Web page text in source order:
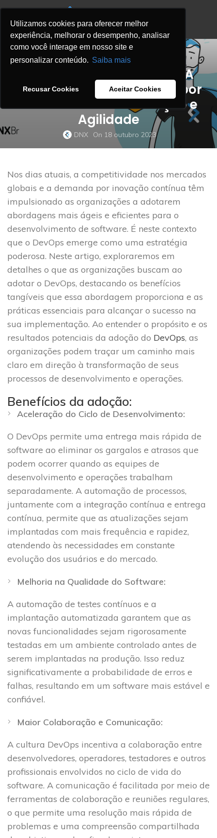
Utilizamos cookies para oferecer melhor
experiência, melhorar o desempenho, analisar
como você interage em nosso site e
personalizar conteúdo. Saiba mais
Recusar Cookies Aceitar Cookies
,
Desvendando o DevOps: A
Busca das Organizações por
uma Cultura de Inovação e
Agilidade
DNX On 18 outubro 2023
Nos dias atuais, a competitividade nos mercados
globais e a demanda por inovação contínua têm
impulsionado as organizações a adotarem
abordagens mais ágeis e eficientes para o
desenvolvimento de software. É neste contexto
que o DevOps emerge como uma estratégia
poderosa. Neste artigo, exploraremos em
detalhes o que as organizações buscam ao
adotar o DevOps, destacando os benefícios
tangíveis que essa abordagem proporciona e as
práticas essenciais para alcançar o sucesso na
sua implementação. Ao entender o propósito e os
resultados potenciais da adoção do DevOps, as
organizações podem traçar um caminho mais
claro em direção à transformação de seus
processos de desenvolvimento e operações.
Benefícios da adoção:
Aceleração do Ciclo de Desenvolvimento:
O DevOps permite uma entrega mais rápida de
software ao eliminar os gargalos e atrasos que
podem ocorrer quando as equipes de
desenvolvimento e operações trabalham
separadamente. A automação de processos,
juntamente com a integração contínua e entrega
contínua, permite que as atualizações sejam
implantadas com mais frequência e rapidez,
atendendo às necessidades em constante
evolução dos usuários e do mercado.
Melhoria na Qualidade do Software:
A automação de testes contínuos e a
implantação automatizada garantem que as
novas funcionalidades sejam rigorosamente
testadas em um ambiente controlado antes de
serem implantadas na produção. Isso reduz
significativamente a probabilidade de erros e
falhas, resultando em um software mais estável e
confiável.
Maior Colaboração e Comunicação:
A cultura DevOps incentiva a colaboração entre
desenvolvedores, operadores, testadores e outros
profissionais envolvidos no ciclo de vida do
software. A comunicação é facilitada por meio de
ferramentas de colaboração e reuniões regulares,
o que permite uma resolução mais rápida de
problemas e uma compreensão compartilhada